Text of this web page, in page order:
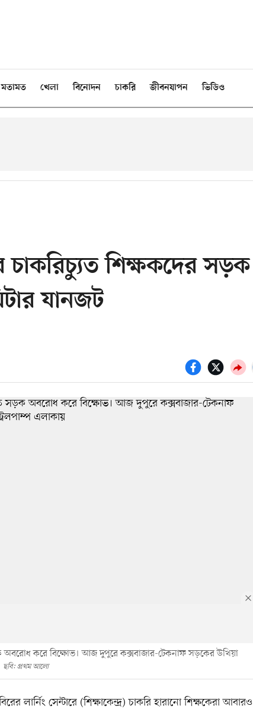
মতামত খেলা বিনোদন চাকরি জীবনযাপন ভিডিও
চাকরিচ্যুত শিক্ষকদের সড়ক
যানজট
অবরোধ করে বিক্ষোভ। আজ দুপুরে কক্সবাজার-টেকনাফ সড়কের উখিয়া
ছবি: প্রথম আলো
লার্নিং সেন্টারে (শিক্ষাকেন্দ্র) চাকরি হারানো শিক্ষকেরা আবারও